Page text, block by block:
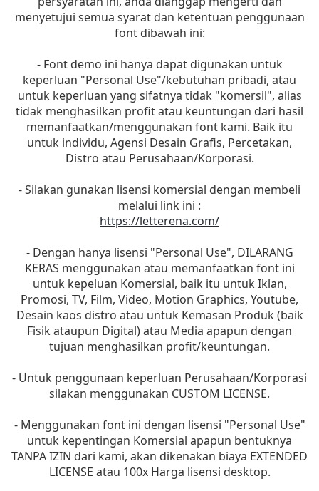
menyetujui semua syarat dan ketentuan penggunaan
font dibawah ini:
- Font demo ini hanya dapat digunakan untuk
keperluan "Personal Use"/kebutuhan pribadi, atau
untuk keperluan yang sifatnya tidak "komersil", alias
tidak menghasilkan profit atau keuntungan dari hasil
memanfaatkan/menggunakan font kami. Baik itu
untuk individu, Agensi Desain Grafis, Percetakan,
Distro atau Perusahaan/Korporasi.
- Silakan gunakan lisensi komersial dengan membeli
melalui link ini :
https://letterena.com/
- Dengan hanya lisensi "Personal Use", DILARANG
KERAS menggunakan atau memanfaatkan font ini
untuk kepeluan Komersial, baik itu untuk Iklan,
Promosi, TV, Film, Video, Motion Graphics, Youtube,
Desain kaos distro atau untuk Kemasan Produk (baik
Fisik ataupun Digital) atau Media apapun dengan
tujuan menghasilkan profit/keuntungan.
- Untuk penggunaan keperluan Perusahaan/Korporasi
silakan menggunakan CUSTOM LICENSE.
- Menggunakan font ini dengan lisensi "Personal Use"
untuk kepentingan Komersial apapun bentuknya
TANPA IZIN dari kami, akan dikenakan biaya EXTENDED
LICENSE atau 100x Harga lisensi desktop.